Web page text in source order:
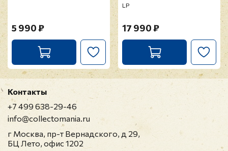
5 990 ₽
LP
17 990 ₽
Контакты
+7 499 638-29-46
info@collectomania.ru
г Москва, пр-т Вернадского, д 29,
БЦ Лето, офис 1202